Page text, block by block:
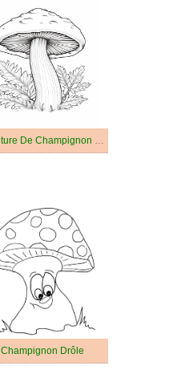
Peinture De Champignon Énorme Gratuit
Champignon Drôle